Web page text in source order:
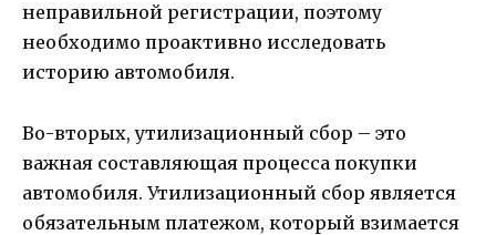
неправильной регистрации, поэтому
необходимо проактивно исследовать
историю автомобиля.
Во-вторых, утилизационный сбор – это
важная составляющая процесса покупки
автомобиля. Утилизационный сбор является
обязательным платежом, который взимается